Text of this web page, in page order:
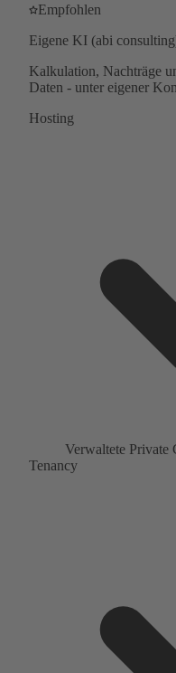
Empfohlen
Eigene KI (abi
Kalkulation, Nachträge
Daten - unter eigener
Hosting
Verwaltete Private
Tenancy